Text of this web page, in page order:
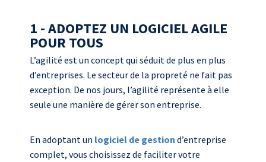
1 - ADOPTEZ UN LOGICIEL AGILE
POUR TOUS
L’agilité est un concept qui séduit de plus en plus
d’entreprises. Le secteur de la propreté ne fait pas
exception. De nos jours, l’agilité représente à elle
seule une manière de gérer son entreprise.
En adoptant un logiciel de gestion d’entreprise
complet, vous choisissez de faciliter votre